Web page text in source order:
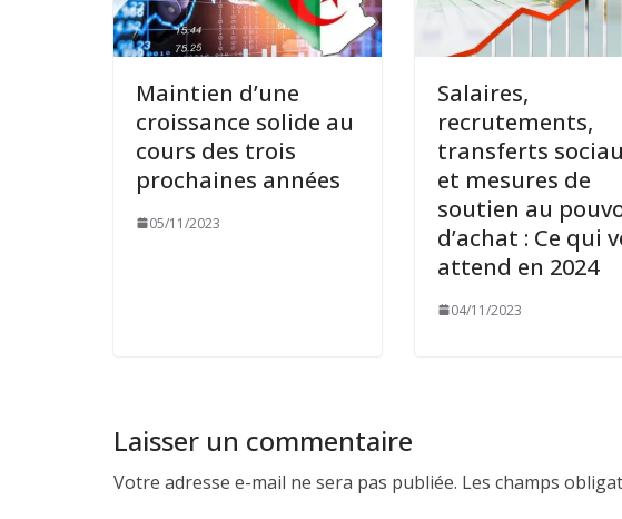
Maintien d’une
croissance solide au
cours des trois
prochaines années
05/11/2023
Salaires,
recrutements,
transferts
et mesures de
soutien au
d’achat : Ce qui
attend en 2024
04/11/2023
Laisser un commentaire
Votre adresse e-mail ne sera pas publiée. Les champs